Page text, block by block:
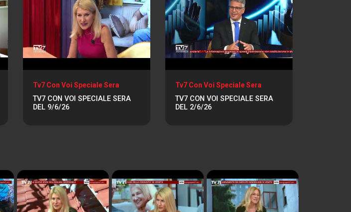
Tv7 Con Voi Speciale Sera
TV7 CON VOI SPECIALE SERA
DEL 9/6/26
Tv7 Con Voi Speciale Sera
TV7 CON VOI SPECIALE SERA
DEL 2/6/26